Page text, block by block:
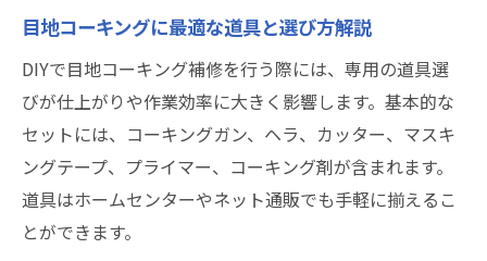
目地コーキングに最適な道具と選び方解説
DIYで目地コーキング補修を行う際には、専用の道具選
びが仕上がりや作業効率に大きく影響します。基本的な
セットには、コーキングガン、ヘラ、カッター、マスキ
ングテープ、プライマー、コーキング剤が含まれます。
道具はホームセンターやネット通販でも手軽に揃えるこ
とができます。